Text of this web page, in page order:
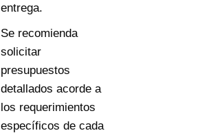
entrega.
Se recomienda
solicitar
presupuestos
detallados acorde a
los requerimientos
específicos de cada